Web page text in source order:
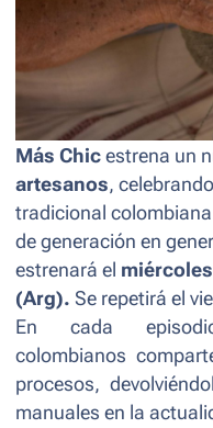
Más Chic estrena un
artesanos,
tradicional
de generación en
estrenará el miércoles
(Arg). Se repetirá el
En cada
colombianos
procesos,
manuales en la